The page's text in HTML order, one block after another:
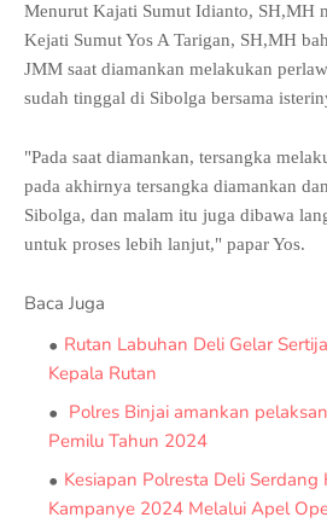
Menurut Kajati Sumut Idianto, SH,MH
Kejati Sumut Yos A Tarigan, SH,MH
JMM saat diamankan melakukan
sudah tinggal di Sibolga bersama
"Pada saat diamankan, tersangka
pada akhirnya tersangka diamankan
Sibolga, dan malam itu juga dibawa
untuk proses lebih lanjut," papar Yos.
Baca Juga
Rutan Labuhan Deli Gelar
Kepala Rutan
Polres Binjai amankan
Pemilu Tahun 2024
Kesiapan Polresta Deli Serdang
Kampanye 2024 Melalui Apel